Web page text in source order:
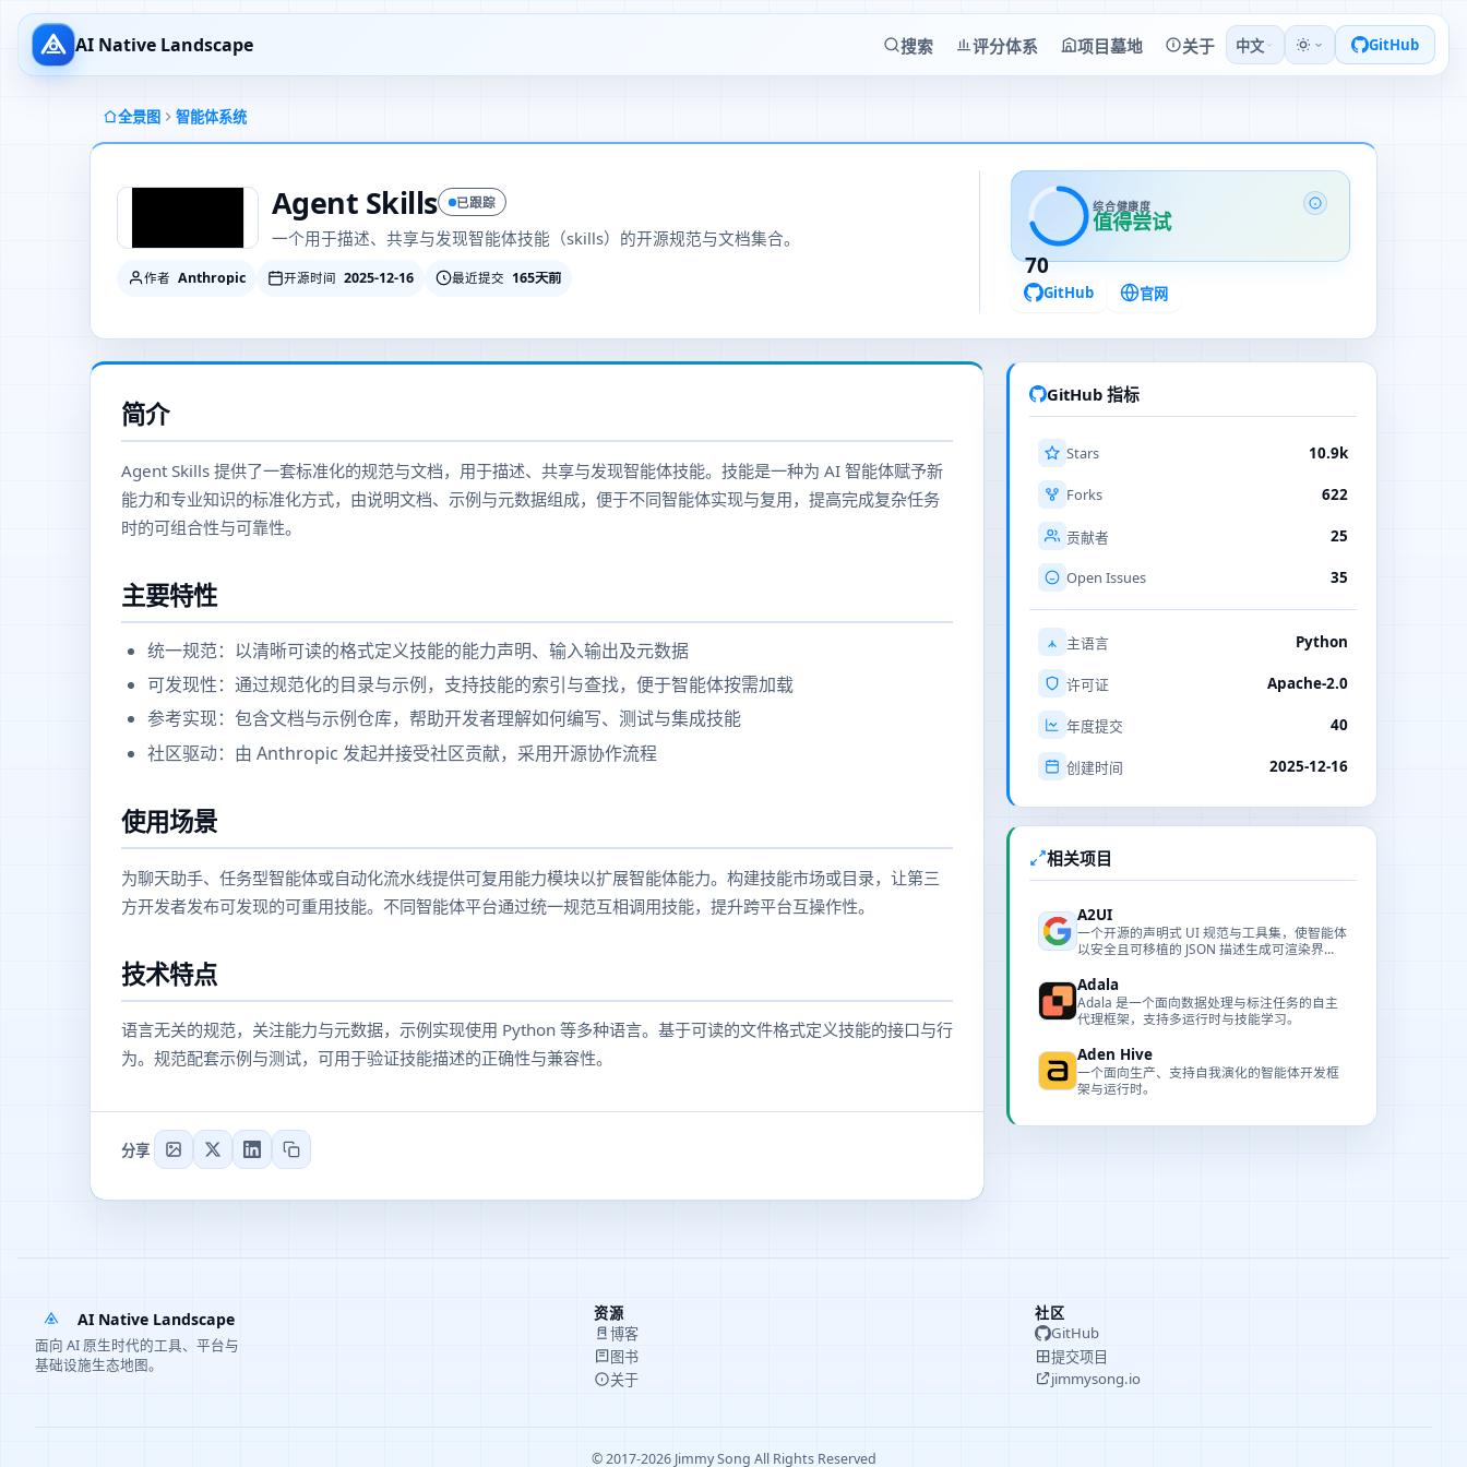
AI Native Landscape 搜索 评分体系 项目墓地 关于 中文 GitHub
全景图 智能体系统
Agent Skills 已跟踪
一个用于描述、共享与发现智能体技能（skills）的开源规范与文档集合。
作者 Anthropic 开源时间 2025-12-16 最近提交 165天前 70
综合健康度
值得尝试
GitHub 官网
简介
Agent Skills 提供了一套标准化的规范与文档，用于描述、共享与发现智能体技能。技能是一种为 AI 智能体赋予新
能力和专业知识的标准化方式，由说明文档、示例与元数据组成，便于不同智能体实现与复用，提高完成复杂任务
时的可组合性与可靠性。
主要特性
统一规范：以清晰可读的格式定义技能的能力声明、输入输出及元数据
可发现性：通过规范化的目录与示例，支持技能的索引与查找，便于智能体按需加载
参考实现：包含文档与示例仓库，帮助开发者理解如何编写、测试与集成技能
社区驱动：由 Anthropic 发起并接受社区贡献，采用开源协作流程
使用场景
为聊天助手、任务型智能体或自动化流水线提供可复用能力模块以扩展智能体能力。构建技能市场或目录，让第三
方开发者发布可发现的可重用技能。不同智能体平台通过统一规范互相调用技能，提升跨平台互操作性。
技术特点
语言无关的规范，关注能力与元数据，示例实现使用 Python 等多种语言。基于可读的文件格式定义技能的接口与行
为。规范配套示例与测试，可用于验证技能描述的正确性与兼容性。
分享
GitHub 指标
Stars 10.9k
Forks 622
贡献者 25
Open Issues 35
主语言 Python
许可证 Apache-2.0
年度提交 40
创建时间 2025-12-16
相关项目
A2UI
一个开源的声明式 UI 规范与工具集，使智能体
以安全且可移植的 JSON 描述生成可渲染界
Adala
Adala 是一个面向数据处理与标注任务的自主
代理框架，支持多运行时与技能学习。
Aden Hive
一个面向生产、支持自我演化的智能体开发框
架与运行时。
AI Native Landscape
面向 AI 原生时代的工具、平台与
基础设施生态地图。
资源
博客
图书
关于
社区
GitHub
提交项目
jimmysong.io
© 2017-2026 Jimmy Song All Rights Reserved